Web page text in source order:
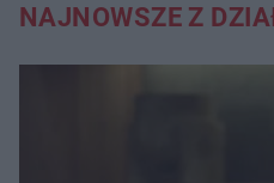
NAJNOWSZE Z